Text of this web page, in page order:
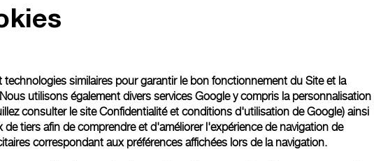
Back to top
similaires pour garantir le bon fonctionnement du Site et la
utilisons également divers services Google y compris la personnalisation
consulter lesite Confidentialité et conditions d'utilisation de Google) ainsi
tiers afin de comprendre et d'améliorer l'expérience de navigation de
correspondant aux préférences affichées lors de la navigation.